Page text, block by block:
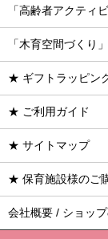
「高齢者アクティ
「木育空間づくり
★ ギフトラッピン
★ ご利用ガイド
★ サイトマップ
★ 保育施設様のご
会社概要 / ショッ